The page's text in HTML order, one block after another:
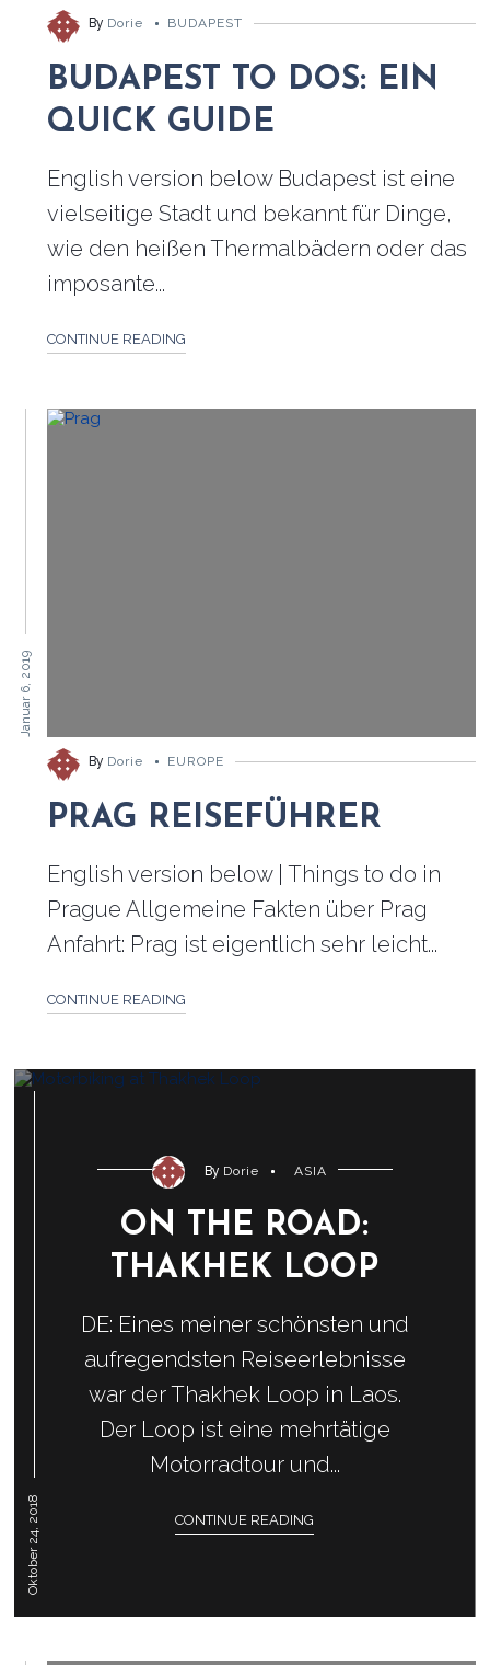
By Dorie BUDAPEST
BUDAPEST TO DOS: EIN
QUICK GUIDE
English version below Budapest ist eine
vielseitige Stadt und bekannt für Dinge,
wie den heißen Thermalbädern oder das
imposante...
CONTINUE READING
Januar 6, 2019
By Dorie EUROPE
PRAG REISEFÜHRER
English version below | Things to do in
Prague Allgemeine Fakten über Prag
Anfahrt: Prag ist eigentlich sehr leicht...
CONTINUE READING
Oktober 24, 2018
By Dorie ASIA
ON THE ROAD:
THAKHEK LOOP
DE: Eines meiner schönsten und
aufregendsten Reiseerlebnisse
war der Thakhek Loop in Laos.
Der Loop ist eine mehrtätige
Motorradtour und...
CONTINUE READING